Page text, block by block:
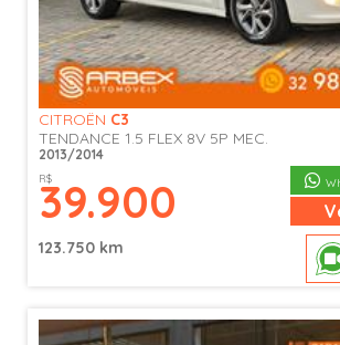
CITROËN C3
TENDANCE 1.5 FLEX 8V 5P MEC.
2013/2014
R$
39.900
123.750 km